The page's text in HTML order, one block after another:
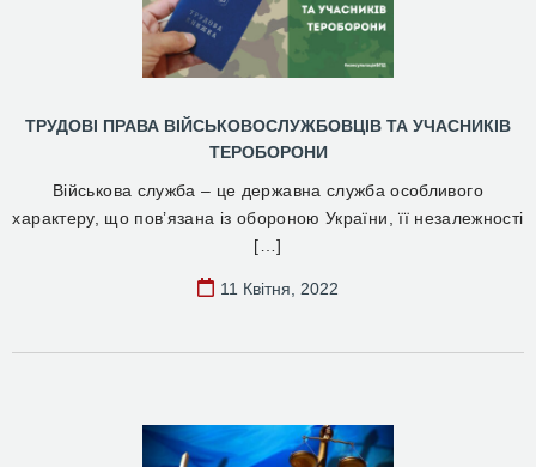
ТРУДОВІ ПРАВА ВІЙСЬКОВОСЛУЖБОВЦІВ ТА УЧАСНИКІВ
ТЕРОБОРОНИ
Військова служба – це державна служба особливого
характеру, що пов’язана із обороною України, її незалежності
[…]
11 Квітня, 2022